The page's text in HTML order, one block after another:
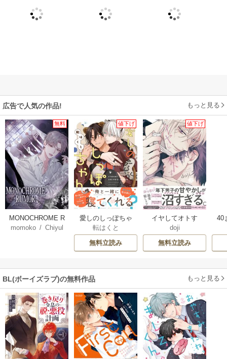
広告で人気の作品! もっと見る
無料
MONOCHROME R
UMOR【タテヨ
momoko/ Chiyul
値下げ
愛しのしっぽちゃ
ん
転はくと
無料立読み
値下げ
イヤしてオトす
【コミックス版】
doji
無料立読み
40
BL(ボーイズラブ)の無料作品 もっと見る